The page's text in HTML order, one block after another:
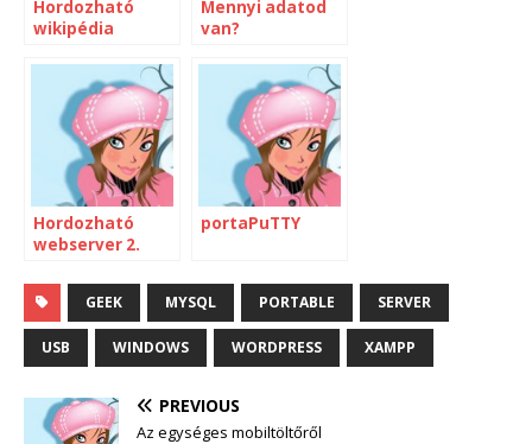
Hordozható
wikipédia
Mennyi adatod
van?
Hordozható
webserver 2.
portaPuTTY
GEEK MYSQL PORTABLE SERVER
USB WINDOWS WORDPRESS XAMPP
PREVIOUS
Az egységes mobiltöltőről